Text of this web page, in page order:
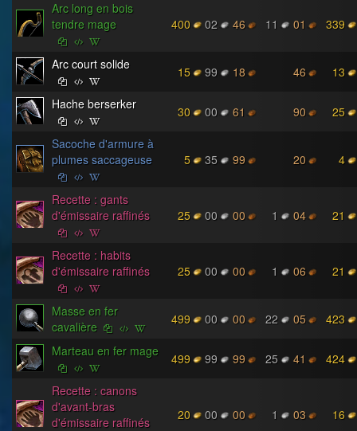
Arc long en bois
tendre mage
400 02 46 11 01 339
Arc court solide 15 99 18 46
13
Hache berserker
30 00 61 90
25
Sacoche d'armure à
plumes saccageuse
5 35 99 20 4
Recette : gants
d'émissaire raffinés
25 00 00 1 04 21
Recette : habits
d'émissaire raffinés
25 00 00 1 06 21
Masse en fer
cavalière
499 00 00 22 05
423
Marteau en fer mage
499 99 99 25 41
424
Recette : canons
d'avant-bras
d'émissaire raffinés
20 00 00 1 03 16